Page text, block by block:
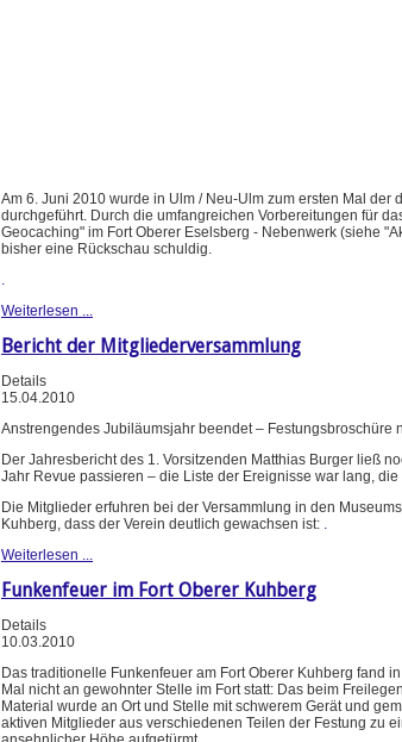
Am 6. Juni 2010 wurde in Ulm / Neu-Ulm zum ersten Mal der
durchgeführt. Durch die umfangreichen Vorbereitungen für
Geocaching" im Fort Oberer Eselsberg - Nebenwerk (siehe
bisher eine Rückschau schuldig.
.
Weiterlesen ...
Bericht der Mitgliederversammlung
Details
15.04.2010
Anstrengendes Jubiläumsjahr beendet – Festungsbroschüre
Der Jahresbericht des 1. Vorsitzenden Matthias Burger ließ
Jahr Revue passieren – die Liste der Ereignisse war lang,
Die Mitglieder erfuhren bei der Versammlung in den
Kuhberg, dass der Verein deutlich gewachsen ist:
Weiterlesen ...
Funkenfeuer im Fort Oberer Kuhberg
Details
10.03.2010
Das traditionelle Funkenfeuer am Fort Oberer Kuhberg fand
Mal nicht an gewohnter Stelle im Fort statt: Das beim
Material wurde an Ort und Stelle mit schwerem Gerät und
aktiven Mitglieder aus verschiedenen Teilen der Festung zu